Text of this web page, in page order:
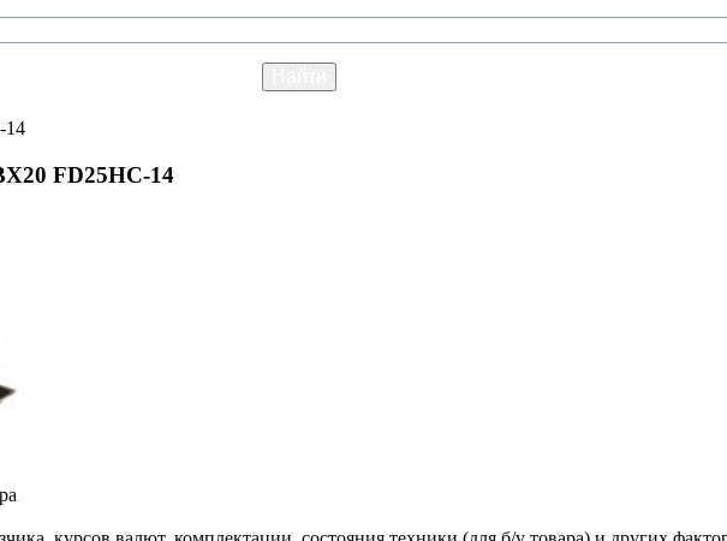
14
FD25HC-14